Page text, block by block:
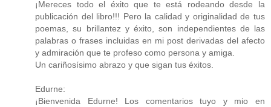
¡Mereces todo el éxito que te está rodeando desde la
publicación del libro!!! Pero la calidad y originalidad de tus
poemas, su brillantez y éxito, son independientes de las
palabras o frases incluidas en mi post derivadas del afecto
y admiración que te profeso como persona y amiga.
Un cariñosísimo abrazo y que sigan tus éxitos.
Edurne:
¡Bienvenida Edurne! Los comentarios tuyo y mio en